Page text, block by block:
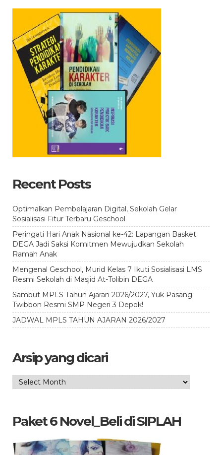
Recent Posts
Optimalkan Pembelajaran Digital, Sekolah Gelar
Sosialisasi Fitur Terbaru Geschool
Peringati Hari Anak Nasional ke-42: Lapangan Basket
DEGA Jadi Saksi Komitmen Mewujudkan Sekolah
Ramah Anak
Mengenal Geschool, Murid Kelas 7 Ikuti Sosialisasi LMS
Resmi Sekolah di Masjid At-Tolibin DEGA
Sambut MPLS Tahun Ajaran 2026/2027, Yuk Pasang
Twibbon Resmi SMP Negeri 3 Depok!
JADWAL MPLS TAHUN AJARAN 2026/2027
Arsip yang dicari
Arsip
Paket 6 Novel_Beli di SIPLAH